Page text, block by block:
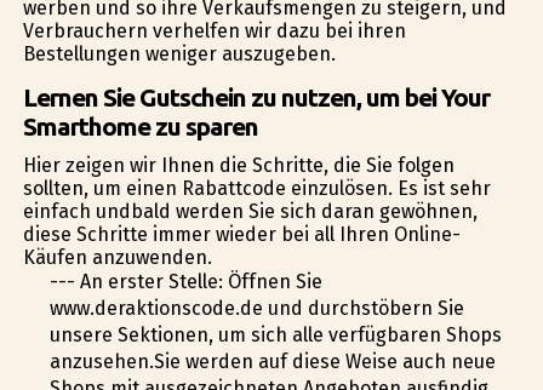
werben und so ihre Verkaufsmengen zu steigern, und
Verbrauchern verhelfen wir dazu bei ihren
Bestellungen weniger auszugeben.
Lernen Sie Gutschein zu nutzen, um bei Your
Smarthome zu sparen
Hier zeigen wir Ihnen die Schritte, die Sie folgen
sollten, um einen Rabattcode einzulösen. Es ist sehr
einfach undbald werden Sie sich daran gewöhnen,
diese Schritte immer wieder bei all Ihren Online-
Käufen anzuwenden.
--- An erster Stelle: Öffnen Sie
www.deraktionscode.de und durchstöbern Sie
unsere Sektionen, um sich alle verfügbaren Shops
anzusehen.Sie werden auf diese Weise auch neue